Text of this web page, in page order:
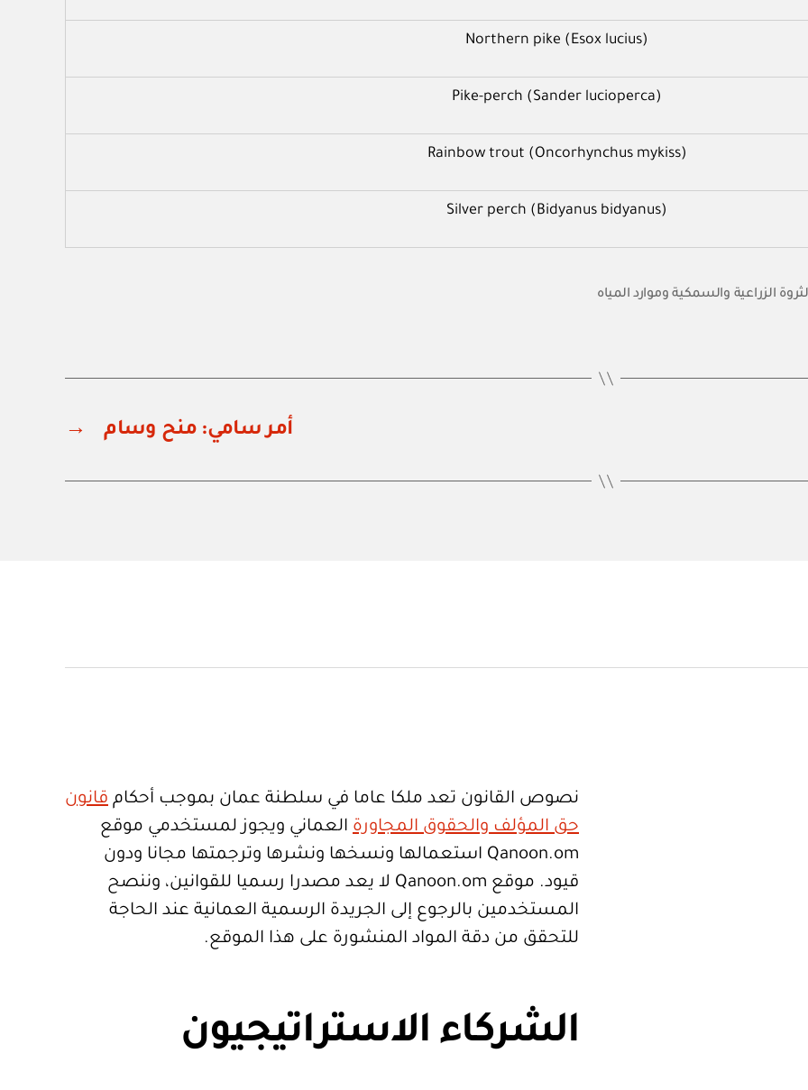
Northern pike (Esox lucius)
Pike-perch (Sander lucioperca)
Rainbow trout (Oncorhynchus mykiss)
Silver perch (Bidyanus bidyanus)
الزراعية والسمكية وموارد المياه
→ أمر سامي: منح وسام
نصوص القانون تعد ملكا عاما في سلطنة عمان بموجب أحكام قانون
حق المؤلف والحقوق المجاورة العماني ويجوز لمستخدمي موقع
Qanoon.om استعمالها ونسخها ونشرها وترجمتها مجانا ودون
قيود. موقع Qanoon.om لا يعد مصدرا رسميا للقوانين، وننصح
المستخدمين بالرجوع إلى الجريدة الرسمية العمانية عند الحاجة
للتحقق من دقة المواد المنشورة على هذا الموقع.
الشركاء الاستراتيجيون